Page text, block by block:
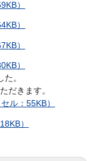
）
）
）
）
。
だきます。
ル：55KB）
）